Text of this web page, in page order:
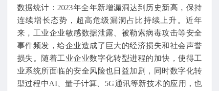
数据统计：2023年全年新增漏洞达到历史新高，保持
连续增长态势，超高危级漏洞占比持续上升。近年
来，工业企业敏感数据泄露、被勒索病毒攻击等安全
事件频发，给企业造成了巨大的经济损失和社会声誉
损失。随着工业企业数字化转型进程的加快，使得工
业系统所面临的安全风险也日益加剧，同时数字化转
型过程中AI、量子计算、5G通讯等新技术的应用，也